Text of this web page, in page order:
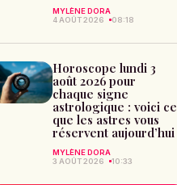
MYLÈNE DORA
4 AOÛT 2026
08:18
Horoscope lundi 3
août 2026 pour
chaque signe
astrologique : voici ce
que les astres vous
réservent aujourd’hui
MYLÈNE DORA
3 AOÛT 2026
10:33